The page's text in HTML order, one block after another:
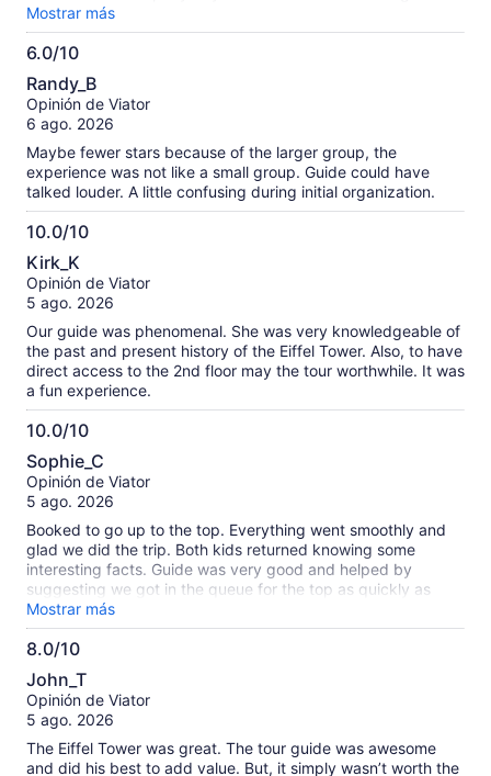
tourists triple to use them.
Mostrar más
6.0/10
6.0
de
10
Randy_B
Opinión de Viator
6 ago. 2026
Maybe fewer stars because of the larger group, the
experience was not like a small group. Guide could have
talked louder. A little confusing during initial organization.
10.0/10
10.0
de
10
Kirk_K
Opinión de Viator
5 ago. 2026
Our guide was phenomenal. She was very knowledgeable of
the past and present history of the Eiffel Tower. Also, to have
direct access to the 2nd floor may the tour worthwhile. It was
a fun experience.
10.0/10
10.0
de
10
Sophie_C
Opinión de Viator
5 ago. 2026
Booked to go up to the top. Everything went smoothly and
glad we did the trip. Both kids returned knowing some
interesting facts. Guide was very good and helped by
suggesting we got in the queue for the top as quickly as
possible as it gets very busy. Suggest you visit as early as
possible to reduce queue times. Overall, highly recommend
Mostrar más
8.0/10
8.0
de
10
John_T
Opinión de Viator
5 ago. 2026
The Eiffel Tower was great. The tour guide was awesome
and did his best to add value. But, it simply wasn’t worth the